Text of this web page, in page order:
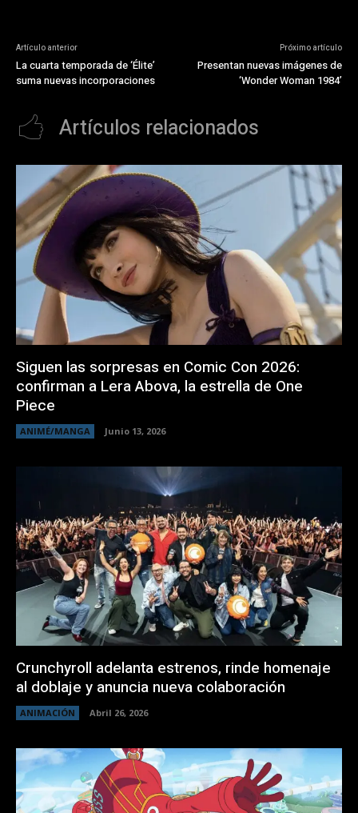
Artículo anterior
La cuarta temporada de ‘Élite’
suma nuevas incorporaciones
Próximo artículo
Presentan nuevas imágenes de
‘Wonder Woman 1984’
Artículos relacionados
Siguen las sorpresas en Comic Con 2026:
confirman a Lera Abova, la estrella de One
Piece
ANIMÉ/MANGA Junio 13, 2026
Crunchyroll adelanta estrenos, rinde homenaje
al doblaje y anuncia nueva colaboración
ANIMACIÓN Abril 26, 2026